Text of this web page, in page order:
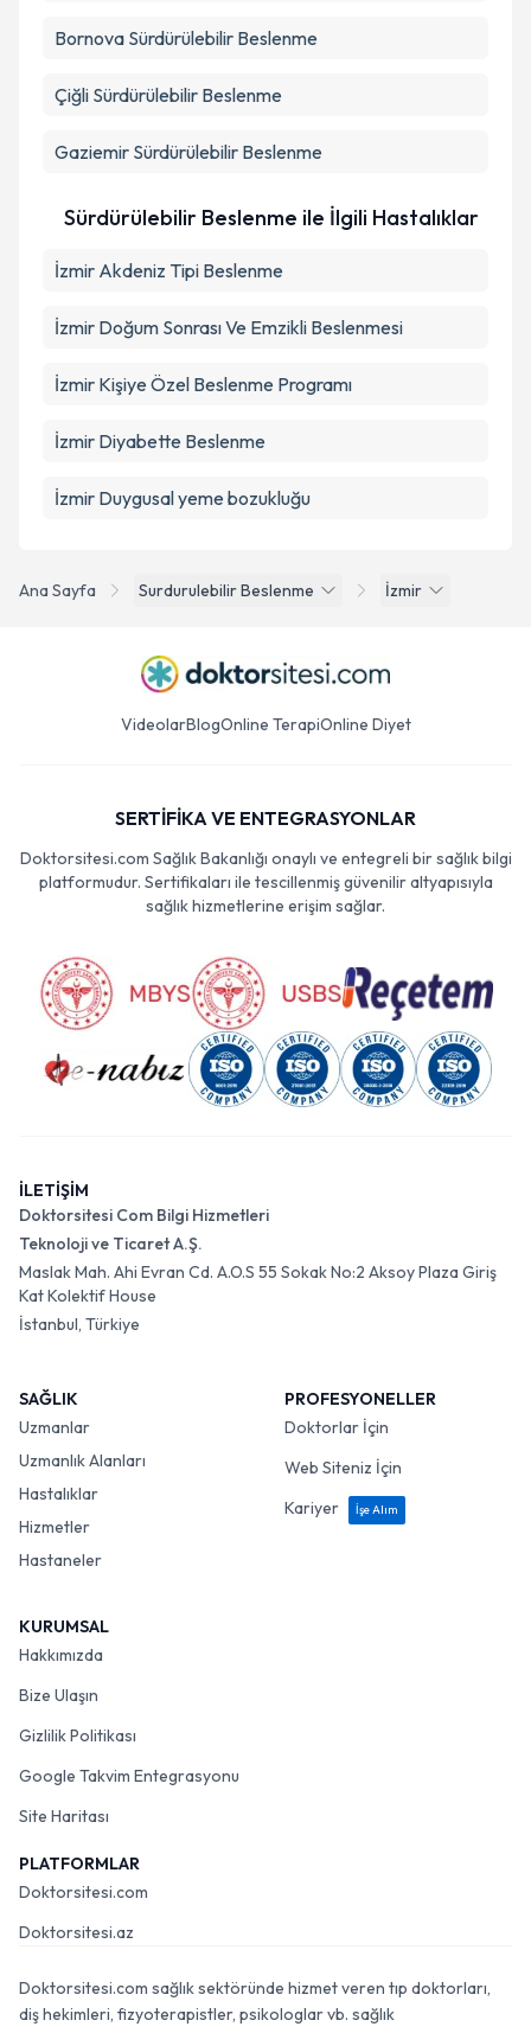
Ana Sayfa Surdurulebilir Beslenme İzmir
Bornova Sürdürülebilir Beslenme
Çiğli Sürdürülebilir Beslenme
Gaziemir Sürdürülebilir Beslenme
Sürdürülebilir Beslenme ile İlgili Hastalıklar
İzmir Akdeniz Tipi Beslenme
İzmir Doğum Sonrası Ve Emzikli Beslenmesi
İzmir Kişiye Özel Beslenme Programı
İzmir Diyabette Beslenme
İzmir Duygusal yeme bozukluğu
VideolarBlogOnline TerapiOnline Diyet
SERTİFİKA VE ENTEGRASYONLAR
Doktorsitesi.com Sağlık Bakanlığı onaylı ve entegreli bir sağlık bilgi
platformudur. Sertifikaları ile tescillenmiş güvenilir altyapısıyla
sağlık hizmetlerine erişim sağlar.
İLETİŞİM
Doktorsitesi Com Bilgi Hizmetleri
Teknoloji ve Ticaret A.Ş.
Maslak Mah. Ahi Evran Cd. A.O.S 55 Sokak No:2 Aksoy Plaza Giriş
Kat Kolektif House
İstanbul, Türkiye
SAĞLIK
Uzmanlar
Uzmanlık Alanları
Hastalıklar
Hizmetler
Hastaneler
PROFESYONELLER
Doktorlar İçin
Web Siteniz İçin
Kariyer
İşe Alım
KURUMSAL
Hakkımızda
Bize Ulaşın
Gizlilik Politikası
Google Takvim Entegrasyonu
Site Haritası
PLATFORMLAR
Doktorsitesi.com
Doktorsitesi.az
Doktorsitesi.com sağlık sektöründe hizmet veren tıp doktorları,
diş hekimleri, fizyoterapistler, psikologlar vb. sağlık